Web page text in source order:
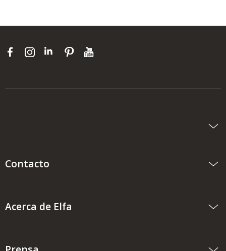
Contacto
Acerca de Elfa